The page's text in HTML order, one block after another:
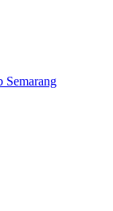
Semarang